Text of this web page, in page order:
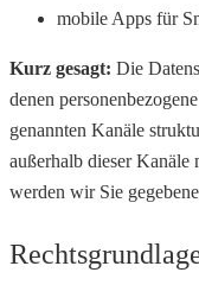
mobile Apps für
Kurz gesagt: Die
denen
genannten Kanäle
außerhalb dieser Kanäle
werden wir Sie